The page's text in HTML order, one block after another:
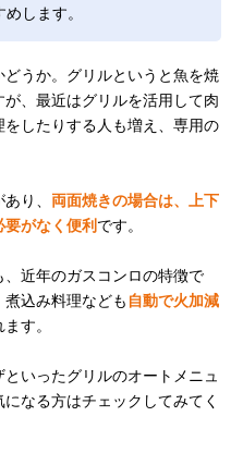
します。
どうか。グリルというと魚を焼
、最近はグリルを活用して肉
したりする人も増え、専用の
り、 両面焼きの場合は、上下
がなく便利 です。
、近年のガスコンロの特徴で
込み料理なども 自動で火加減
ます。
いったグリルのオートメニュ
なる方はチェックしてみてく